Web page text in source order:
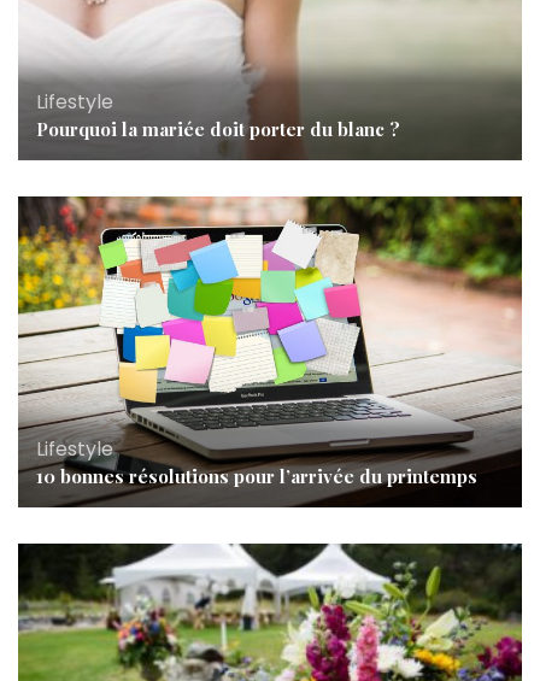
Lifestyle
Pourquoi la mariée doit porter du blanc ?
Lifestyle
10 bonnes résolutions pour l’arrivée du printemps